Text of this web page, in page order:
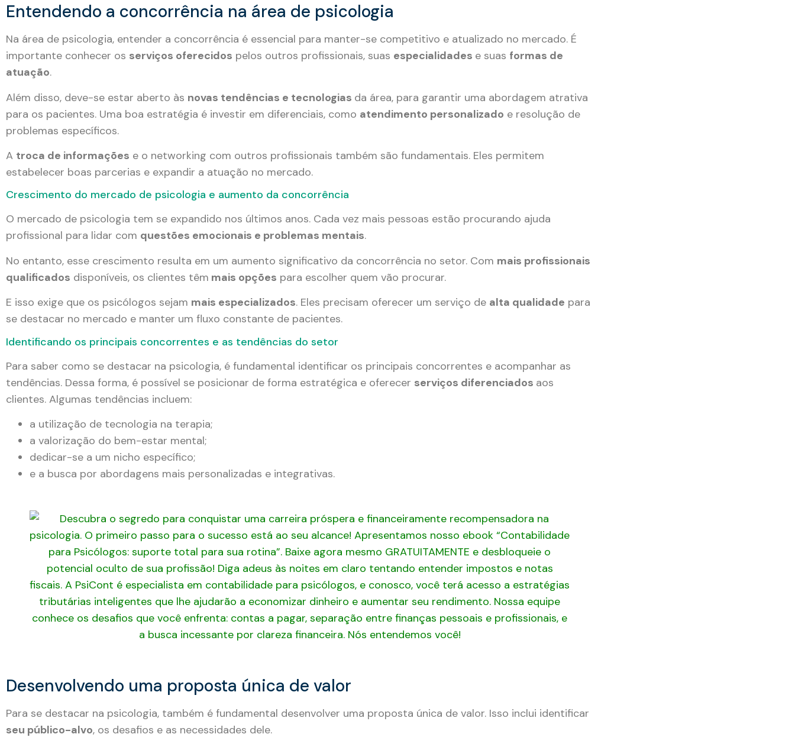
Entendendo a concorrência na área de psicologia
Na área de psicologia, entender a concorrência é essencial para manter-se competitivo e atualizado no mercado. É
importante conhecer os serviços oferecidos pelos outros profissionais, suas especialidades e suas formas de
atuação.
Além disso, deve-se estar aberto às novas tendências e tecnologias da área, para garantir uma abordagem atrativa
para os pacientes. Uma boa estratégia é investir em diferenciais, como atendimento personalizado e resolução de
problemas específicos.
A troca de informações e o networking com outros profissionais também são fundamentais. Eles permitem
estabelecer boas parcerias e expandir a atuação no mercado.
Crescimento do mercado de psicologia e aumento da concorrência
O mercado de psicologia tem se expandido nos últimos anos. Cada vez mais pessoas estão procurando ajuda
profissional para lidar com questões emocionais e problemas mentais.
No entanto, esse crescimento resulta em um aumento significativo da concorrência no setor. Com mais profissionais
qualificados disponíveis, os clientes têm mais opções para escolher quem vão procurar.
E isso exige que os psicólogos sejam mais especializados. Eles precisam oferecer um serviço de alta qualidade para
se destacar no mercado e manter um fluxo constante de pacientes.
Identificando os principais concorrentes e as tendências do setor
Para saber como se destacar na psicologia, é fundamental identificar os principais concorrentes e acompanhar as
tendências. Dessa forma, é possível se posicionar de forma estratégica e oferecer serviços diferenciados aos
clientes. Algumas tendências incluem:
a utilização de tecnologia na terapia;
a valorização do bem-estar mental;
dedicar-se a um nicho específico;
e a busca por abordagens mais personalizadas e integrativas.
Desenvolvendo uma proposta única de valor
Para se destacar na psicologia, também é fundamental desenvolver uma proposta única de valor. Isso inclui identificar
seu público-alvo, os desafios e as necessidades dele.